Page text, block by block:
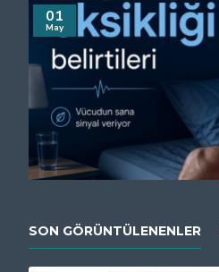
01
May
SON GÖRÜNTÜLENENLER